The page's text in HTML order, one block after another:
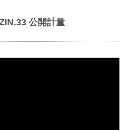
公開計量